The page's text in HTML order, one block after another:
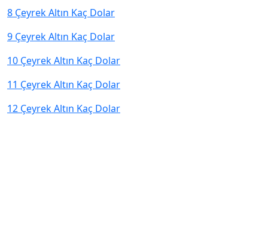
8 Çeyrek Altın Kaç Dolar
9 Çeyrek Altın Kaç Dolar
10 Çeyrek Altın Kaç Dolar
11 Çeyrek Altın Kaç Dolar
12 Çeyrek Altın Kaç Dolar